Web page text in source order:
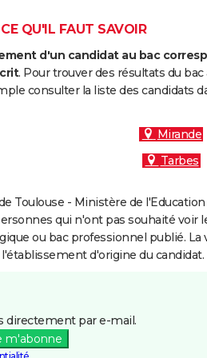
QU'IL FAUT SAVOIR
d'un candidat au bac
. Pour trouver des résultats du
consulter la liste des candidats
Mirande
Tarbes
Toulouse - Ministère de
qui n'ont pas souhaité voir
ou bac professionnel publié. La
d'origine du candidat.
directement par e-mail.
m'abonne